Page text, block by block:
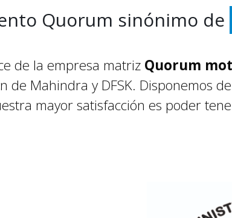
Quorum sinónimo de
de la empresa matriz Quorum
de Mahindra y DFSK. Disponemos
mayor satisfacción es poder